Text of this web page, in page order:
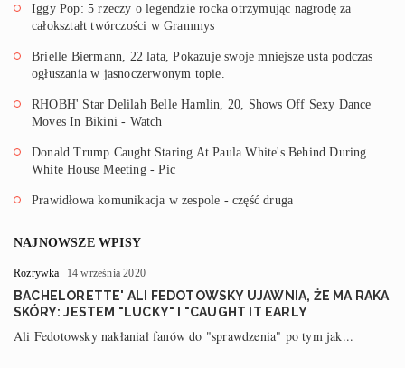
Iggy Pop: 5 rzeczy o legendzie rocka otrzymując nagrodę za
całokształt twórczości w Grammys
Brielle Biermann, 22 lata, Pokazuje swoje mniejsze usta podczas
ogłuszania w jasnoczerwonym topie.
RHOBH' Star Delilah Belle Hamlin, 20, Shows Off Sexy Dance
Moves In Bikini - Watch
Donald Trump Caught Staring At Paula White's Behind During
White House Meeting - Pic
Prawidłowa komunikacja w zespole - część druga
NAJNOWSZE WPISY
Rozrywka 14 września 2020
BACHELORETTE' ALI FEDOTOWSKY UJAWNIA, ŻE MA RAKA
SKÓRY: JESTEM "LUCKY" I "CAUGHT IT EARLY
Ali Fedotowsky nakłaniał fanów do "sprawdzenia" po tym jak...